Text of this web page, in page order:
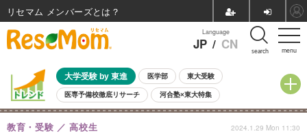
menu
Language
JP / CN search
大学受験 by 東進 医学部 東大受験
医専予備校徹底リサーチ 河合塾×東大特集
親子で考える大学選び 高校受験 中学受験 小学校受験
共通テスト 夏休み
教育・受験 高校生 2024.1.29 Mon 11:30
リセマム メンバーズ